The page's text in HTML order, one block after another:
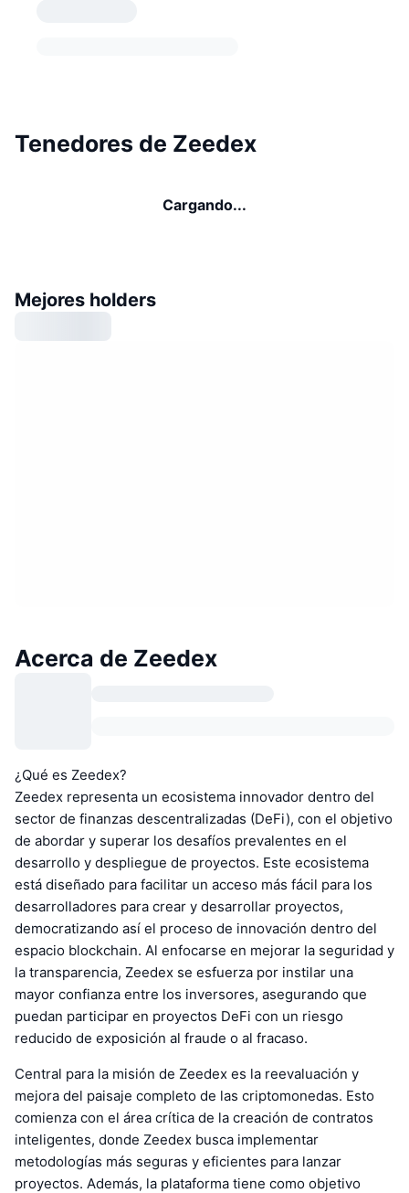
Tenedores de Zeedex
Cargando...
Mejores holders
Acerca de Zeedex
¿Qué es Zeedex?
Zeedex representa un ecosistema innovador dentro del
sector de finanzas descentralizadas (DeFi), con el objetivo
de abordar y superar los desafíos prevalentes en el
desarrollo y despliegue de proyectos. Este ecosistema
está diseñado para facilitar un acceso más fácil para los
desarrolladores para crear y desarrollar proyectos,
democratizando así el proceso de innovación dentro del
espacio blockchain. Al enfocarse en mejorar la seguridad y
la transparencia, Zeedex se esfuerza por instilar una
mayor confianza entre los inversores, asegurando que
puedan participar en proyectos DeFi con un riesgo
reducido de exposición al fraude o al fracaso.
Central para la misión de Zeedex es la reevaluación y
mejora del paisaje completo de las criptomonedas. Esto
comienza con el área crítica de la creación de contratos
inteligentes, donde Zeedex busca implementar
metodologías más seguras y eficientes para lanzar
proyectos. Además, la plataforma tiene como objetivo